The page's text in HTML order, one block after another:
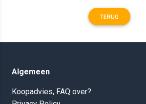
TERUG
Algemeen
Koopadvies, FAQ over?